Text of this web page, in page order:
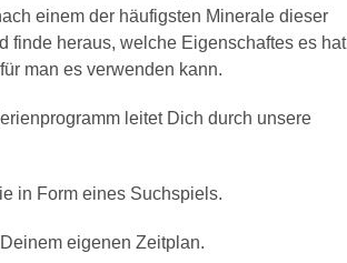
einem der häufigsten Minerale dieser
finde heraus, welche Eigenschaftes es hat
man es verwenden kann.
leitet Dich durch unsere
in Form eines Suchspiels.
eigenen Zeitplan.